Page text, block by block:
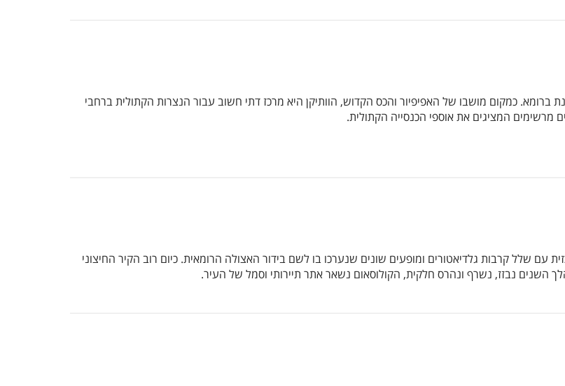
כמקום מושבו של האפיפיור והכס הקדוש, הוותיקן היא מרכז דתי חשוב עבור הנצרות הקתולית ברחבי
מרשימים המציגים את אוספי הכנסייה הקתולית.
שלל קרבות גלדיאטורים ומופעים שונים שנערכו בו לשם בידור האצולה הרומאית. כיום רוב הקיר החיצוני
נבזז, נשרף ונהרס חלקית, הקולוסאום נשאר אתר תיירותי וסמל של העיר.